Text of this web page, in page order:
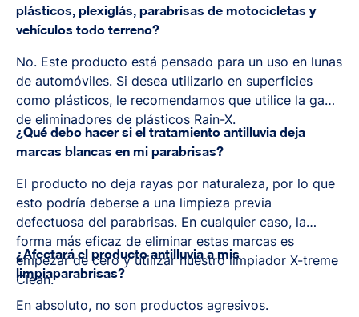
plásticos, plexiglás, parabrisas de motocicletas y
vehículos todo terreno?
No. Este producto está pensado para un uso en lunas
de automóviles. Si desea utilizarlo en superficies
como plásticos, le recomendamos que utilice la gama
de eliminadores de plásticos Rain-X.
¿Qué debo hacer si el tratamiento antilluvia deja
marcas blancas en mi parabrisas?
El producto no deja rayas por naturaleza, por lo que
esto podría deberse a una limpieza previa
defectuosa del parabrisas. En cualquier caso, la
forma más eficaz de eliminar estas marcas es
empezar de cero y utilizar nuestro limpiador X-treme
Clean.
¿Afectará el producto antilluvia a mis
limpiaparabrisas?
En absoluto, no son productos agresivos.